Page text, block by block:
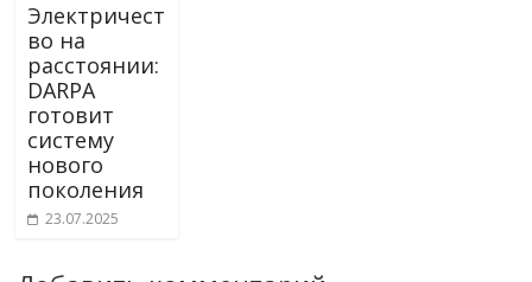
Электричест
во на
расстоянии:
DARPA
готовит
систему
нового
поколения
23.07.2025